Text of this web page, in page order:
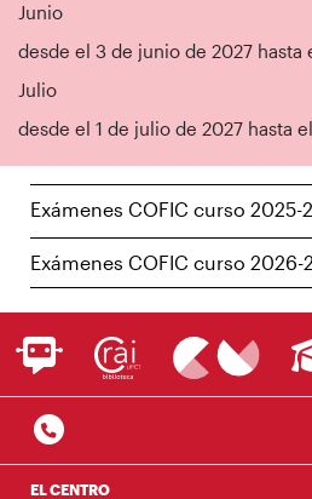
Junio
desde el 3 de junio de 2027 hasta
Julio
desde el 1 de julio de 2027 hasta
Exámenes COFIC curso 2025-
Exámenes COFIC curso 2026-
EL CENTRO